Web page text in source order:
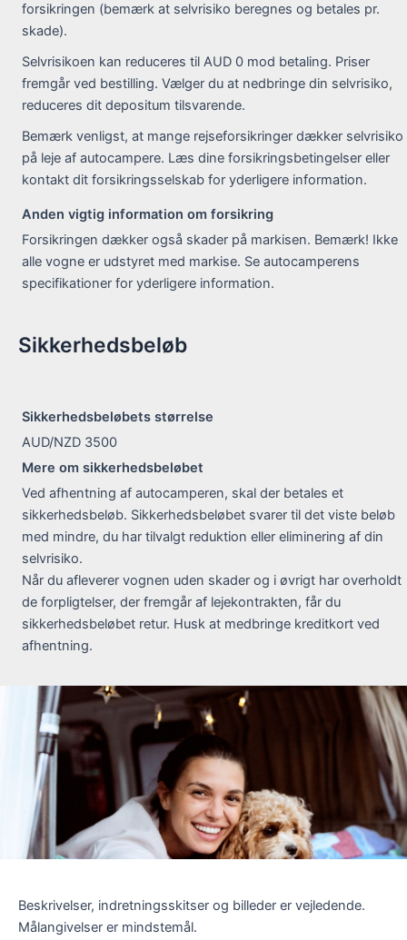
forsikringen (bemærk at selvrisiko beregnes og betales pr.
skade).
Selvrisikoen kan reduceres til AUD 0 mod betaling. Priser
fremgår ved bestilling. Vælger du at nedbringe din selvrisiko,
reduceres dit depositum tilsvarende.
Bemærk venligst, at mange rejseforsikringer dækker selvrisiko
på leje af autocampere. Læs dine forsikringsbetingelser eller
kontakt dit forsikringsselskab for yderligere information.
Anden vigtig information om forsikring
Forsikringen dækker også skader på markisen. Bemærk! Ikke
alle vogne er udstyret med markise. Se autocamperens
specifikationer for yderligere information.
Sikkerhedsbeløb
Sikkerhedsbeløbets størrelse
AUD/NZD 3500
Mere om sikkerhedsbeløbet
Ved afhentning af autocamperen, skal der betales et
sikkerhedsbeløb. Sikkerhedsbeløbet svarer til det viste beløb
med mindre, du har tilvalgt reduktion eller eliminering af din
selvrisiko.
Når du afleverer vognen uden skader og i øvrigt har overholdt
de forpligtelser, der fremgår af lejekontrakten, får du
sikkerhedsbeløbet retur. Husk at medbringe kreditkort ved
afhentning.
Beskrivelser, indretningsskitser og billeder er vejledende.
Målangivelser er mindstemål.